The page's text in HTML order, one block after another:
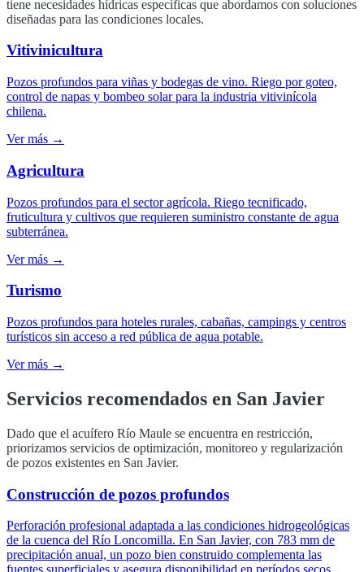
tiene necesidades hídricas específicas que abordamos con soluciones
diseñadas para las condiciones locales.
Vitivinicultura
Pozos profundos para viñas y bodegas de vino. Riego por goteo,
control de napas y bombeo solar para la industria vitivinícola
chilena.
Ver más →
Agricultura
Pozos profundos para el sector agrícola. Riego tecnificado,
fruticultura y cultivos que requieren suministro constante de agua
subterránea.
Ver más →
Turismo
Pozos profundos para hoteles rurales, cabañas, campings y centros
turísticos sin acceso a red pública de agua potable.
Ver más →
Servicios recomendados en San Javier
Dado que el acuífero Río Maule se encuentra en restricción,
priorizamos servicios de optimización, monitoreo y regularización
de pozos existentes en San Javier.
Construcción de pozos profundos
Perforación profesional adaptada a las condiciones hidrogeológicas
de la cuenca del Río Loncomilla. En San Javier, con 783 mm de
precipitación anual, un pozo bien construido complementa las